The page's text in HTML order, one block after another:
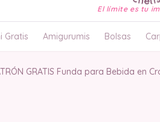
El límite es tu
Gratis Amigurumis Bolsas
GRATIS Funda para Bebida en